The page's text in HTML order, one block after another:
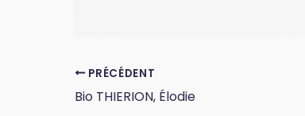
PRÉCÉDENT
Bio THIERION, Élodie